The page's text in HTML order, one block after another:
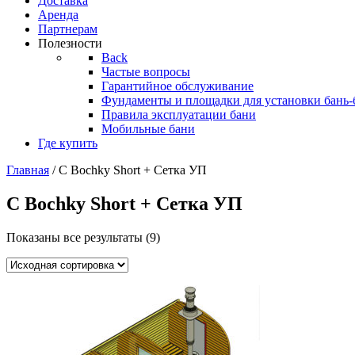
Аренда
Партнерам
Полезности
Back
Частые вопросы
Гарантийное обслуживание
Фундаменты и площадки для установки бань-
Правила эксплуатации бани
Мобильные бани
Где купить
Главная / С Bochky Short + Сетка УП
С Bochky Short + Сетка УП
Показаны все результаты (9)